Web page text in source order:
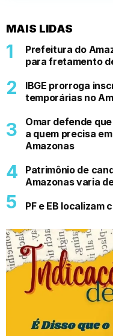
MAIS LIDAS
Prefeitura do
para fretamento
IBGE prorroga
temporárias no
Omar defende
a quem precisa
Amazonas
Patrimônio de
Amazonas varia
PF e EB localizam